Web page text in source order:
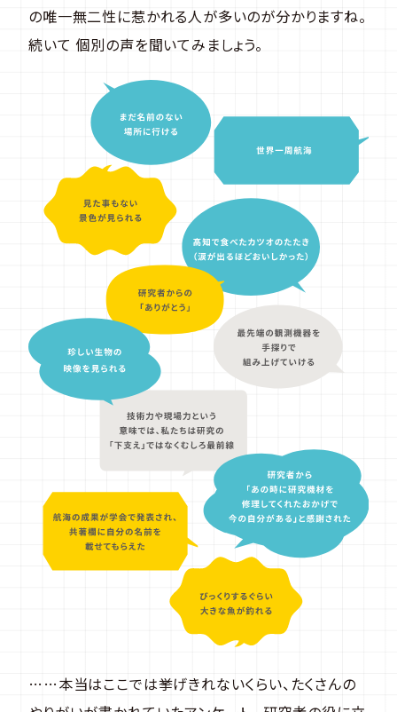
の唯一無二性に惹かれる人が多いのが分かりますね。
続いて 個別の声を聞いてみましょう。
……本当はここでは挙げきれないくらい、たくさんの